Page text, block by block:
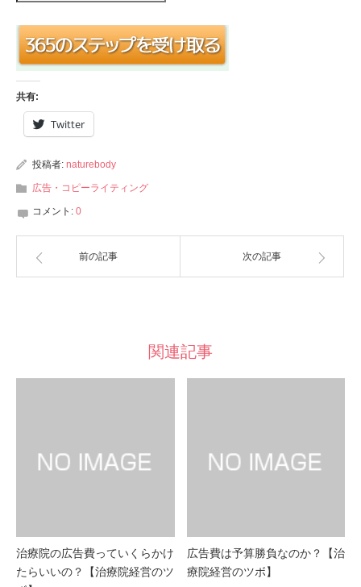
共有:
Twitter
投稿者: naturebody
広告・コピーライティング
コメント: 0
前の記事 次の記事
関連記事
治療院の広告費っていくらかけ
たらいいの？【治療院経営のツ
広告費は予算勝負なのか？【治
療院経営のツボ】